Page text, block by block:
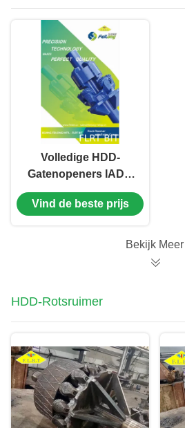
Volledige HDD-
Gatenopeners IADC
537 Middelgrote
Harde HDD-Rots
Vind de beste prijs
Bekijk Meer
HDD-Rotsruimer